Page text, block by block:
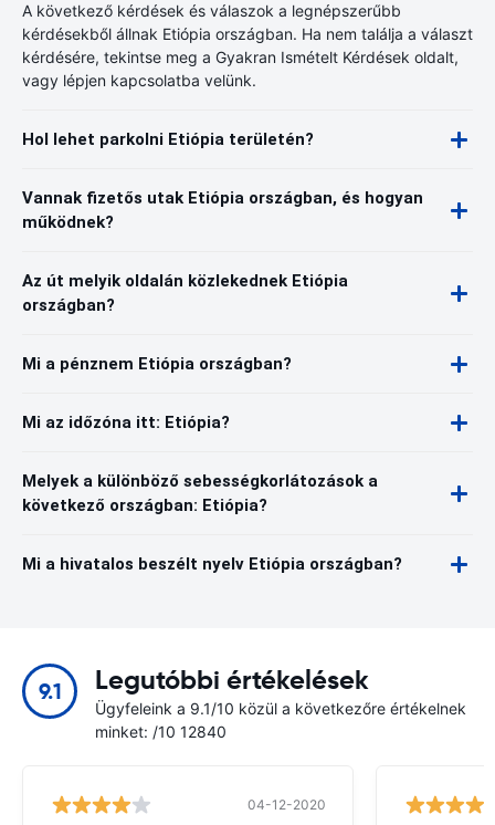
A következő kérdések és válaszok a legnépszerűbb
kérdésekből állnak Etiópia országban. Ha nem találja a választ
kérdésére, tekintse meg a Gyakran Ismételt Kérdések oldalt,
vagy lépjen kapcsolatba velünk.
Hol lehet parkolni Etiópia területén?
Vannak fizetős utak Etiópia országban, és hogyan
működnek?
Az út melyik oldalán közlekednek Etiópia
országban?
Mi a pénznem Etiópia országban?
Mi az időzóna itt: Etiópia?
Melyek a különböző sebességkorlátozások a
következő országban: Etiópia?
Mi a hivatalos beszélt nyelv Etiópia országban?
9.1 Legutóbbi értékelések
Ügyfeleink a 9.1/10 közül a következőre értékelnek
minket: /10 12840
04-12-2020